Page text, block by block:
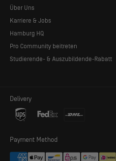
Konstruktion aus
Über Uns
Karriere & Jobs
Hamburg HQ
Pro Community beitreten
Studierende- & Auszubildende-Rabatt
Delivery
Payment Method